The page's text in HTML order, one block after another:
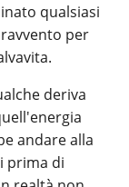
qualsiasi
per
deriva
andare alla
prima di